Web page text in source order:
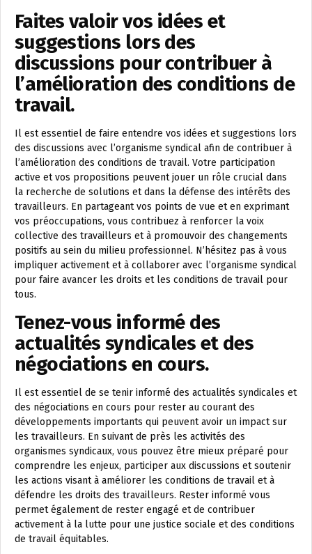
Faites valoir vos idées et
suggestions lors des
discussions pour contribuer à
l’amélioration des conditions de
travail.
Il est essentiel de faire entendre vos idées et suggestions lors
des discussions avec l’organisme syndical afin de contribuer à
l’amélioration des conditions de travail. Votre participation
active et vos propositions peuvent jouer un rôle crucial dans
la recherche de solutions et dans la défense des intérêts des
travailleurs. En partageant vos points de vue et en exprimant
vos préoccupations, vous contribuez à renforcer la voix
collective des travailleurs et à promouvoir des changements
positifs au sein du milieu professionnel. N’hésitez pas à vous
impliquer activement et à collaborer avec l’organisme syndical
pour faire avancer les droits et les conditions de travail pour
tous.
Tenez-vous informé des
actualités syndicales et des
négociations en cours.
Il est essentiel de se tenir informé des actualités syndicales et
des négociations en cours pour rester au courant des
développements importants qui peuvent avoir un impact sur
les travailleurs. En suivant de près les activités des
organismes syndicaux, vous pouvez être mieux préparé pour
comprendre les enjeux, participer aux discussions et soutenir
les actions visant à améliorer les conditions de travail et à
défendre les droits des travailleurs. Rester informé vous
permet également de rester engagé et de contribuer
activement à la lutte pour une justice sociale et des conditions
de travail équitables.